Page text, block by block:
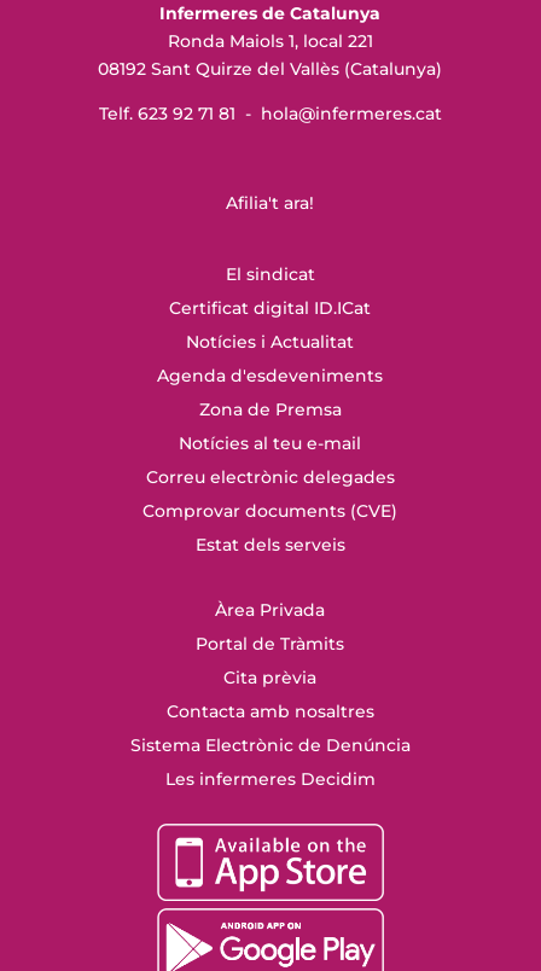
Infermeres de Catalunya
Ronda Maiols 1, local 221
08192 Sant Quirze del Vallès (Catalunya)
Telf. 623 92 71 81 - hola@infermeres.cat
Afilia't ara!
El sindicat
Certificat digital ID.ICat
Notícies i Actualitat
Agenda d'esdeveniments
Zona de Premsa
Notícies al teu e-mail
Correu electrònic delegades
Comprovar documents (CVE)
Estat dels serveis
Àrea Privada
Portal de Tràmits
Cita prèvia
Contacta amb nosaltres
Sistema Electrònic de Denúncia
Les infermeres Decidim